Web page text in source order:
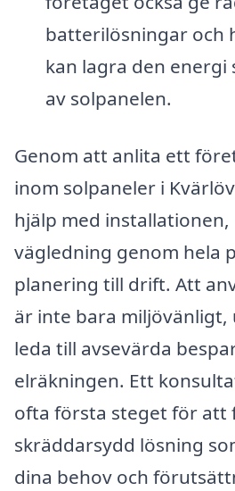
batterilösningar och
kan lagra den energi
av solpanelen.
Genom att anlita ett
inom solpaneler i
hjälp med installationen,
vägledning genom hela
planering till drift. Att
är inte bara miljövänligt,
leda till avsevärda
elräkningen. Ett
ofta första steget för att
skräddarsydd lösning
dina behov och